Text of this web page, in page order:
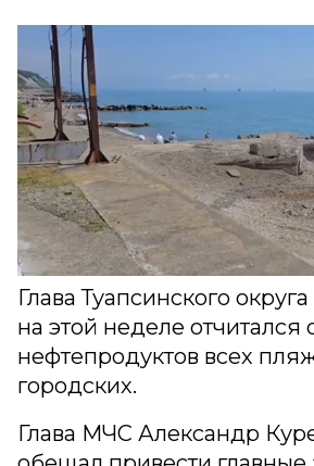
Глава Туапсинского
на этой неделе отчитался
нефтепродуктов всех
городских.
Глава МЧС Александр